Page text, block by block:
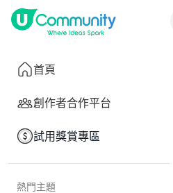
首頁
創作者合作平台
試用獎賞專區
熱門主題